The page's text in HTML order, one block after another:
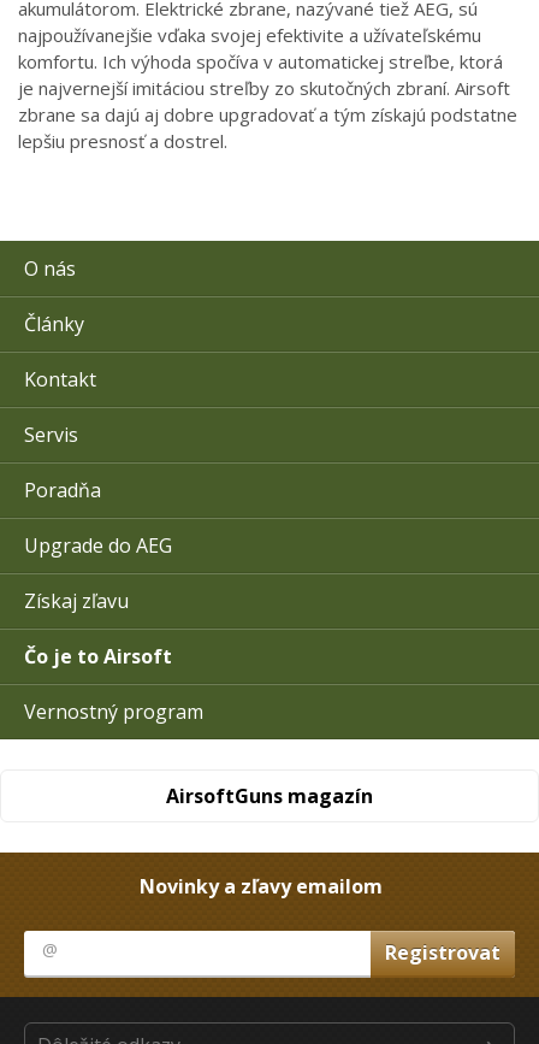
akumulátorom. Elektrické zbrane, nazývané tiež AEG, sú
najpoužívanejšie vďaka svojej efektivite a užívateľskému
komfortu. Ich výhoda spočíva v automatickej streľbe, ktorá
je najvernejší imitáciou streľby zo skutočných zbraní. Airsoft
zbrane sa dajú aj dobre upgradovať a tým získajú podstatne
lepšiu presnosť a dostrel.
O nás
Články
Kontakt
Servis
Poradňa
Upgrade do AEG
Získaj zľavu
Čo je to Airsoft
Vernostný program
AirsoftGuns magazín
Novinky a zľavy emailom